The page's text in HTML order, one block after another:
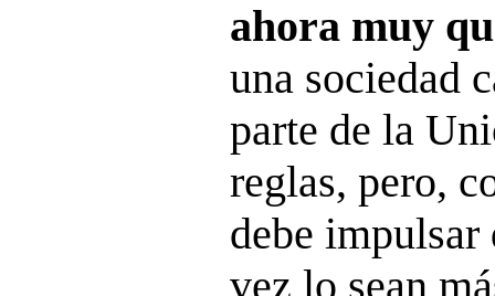
ahora muy
una sociedad
parte de la
reglas, pero,
debe impulsar
vez lo sean